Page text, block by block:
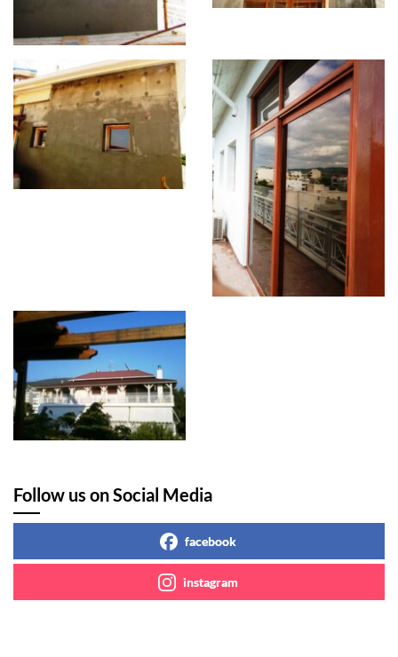
Follow us on Social Media
facebook
instagram